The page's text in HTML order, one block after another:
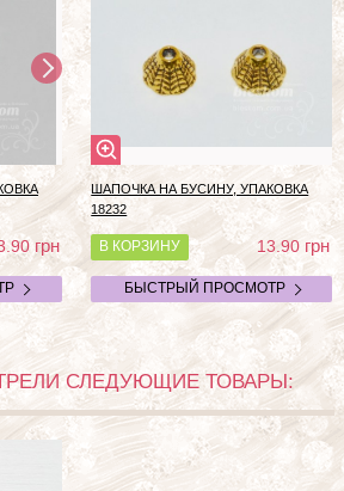
грн
ШАПОЧКА НА БУСИНУ, УПАКОВКА
18232
В КОРЗИНУ 13.90грн
БЫСТРЫЙ ПРОСМОТР
СЛЕДУЮЩИЕ ТОВАРЫ: